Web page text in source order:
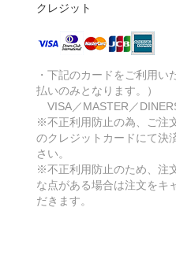
クレジット
・下記のカードをご利用い
払いのみとなります。）
VISA／MASTER／
※不正利用防止の為、ご注
のクレジットカードにて決
さい。
※不正利用防止のため、注
な点がある場合は注文をキ
だきます。